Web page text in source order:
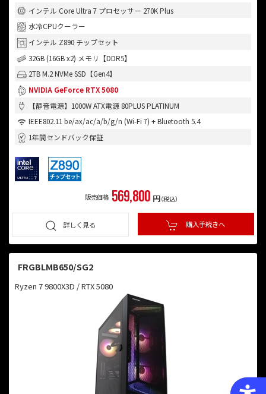
インテル Core Ultra 7 プロセッサー 270K Plus
水冷CPUクーラー
インテル Z890 チップセット
32GB (16GB x2) メモリ【DDR5】
2TB M.2 NVMe SSD【Gen4】
NVIDIA GeForce RTX 5080
【静音電源】1000W ATX電源 80PLUS PLATINUM
IEEE802.11 be/ax/ac/a/b/g/n (Wi-Fi 7) + Bluetooth 5.4
1年間センドバック保証
販売価格 569,800 円（税込）
詳しく見る 購入手続きへ
FRGBLMB650/SG2
Ryzen 7 9800X3D / RTX 5080